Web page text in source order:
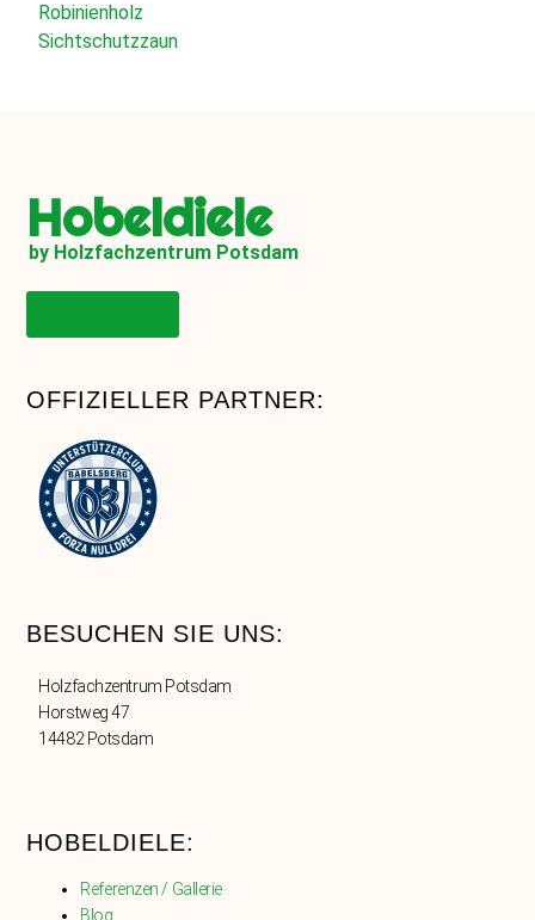
Robinienholz
Sichtschutzzaun
Hobeldiele
by Holzfachzentrum Potsdam
OFFIZIELLER PARTNER:
BESUCHEN SIE UNS:
Holzfachzentrum Potsdam
Horstweg 47
14482 Potsdam
HOBELDIELE:
Referenzen / Gallerie
Blog